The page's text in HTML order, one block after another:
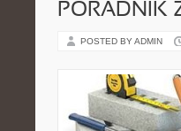
PORADNIK
POSTED BY ADMIN